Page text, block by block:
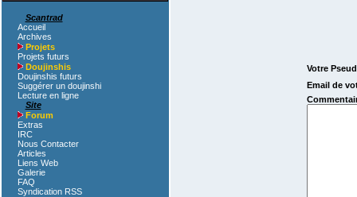
Scantrad
Accueil
Archives
Projets
Projets futurs
Doujinshis
Doujinshis futurs
Suggérer un doujinshi
Lecture en ligne
Site
Forum
Extras
IRC
Nous Contacter
Articles
Liens Web
Galerie
FAQ
Syndication RSS
Votre
Email de